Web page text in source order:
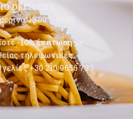
DELIVERY
13:00 – 00:00
-10% έκπτωσημε
τηλεφωνικές
+30 210 9656 793
το GDPR